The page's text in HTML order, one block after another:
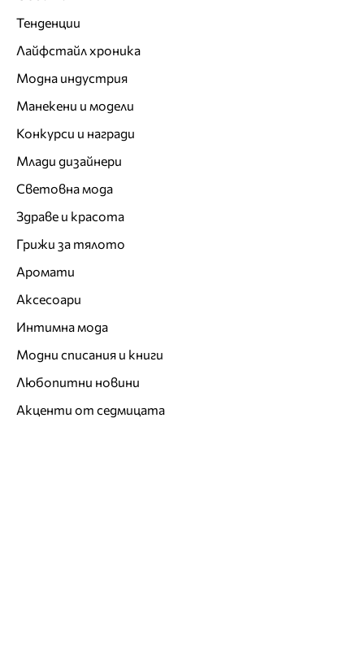
Тенденции
Лайфстайл хроника
Модна индустрия
Манекени и модели
Конкурси и награди
Млади дизайнери
Световна мода
Здраве и красота
Грижи за тялото
Аромати
Аксесоари
Интимна мода
Модни списания и книги
Любопитни новини
Акценти от седмицата